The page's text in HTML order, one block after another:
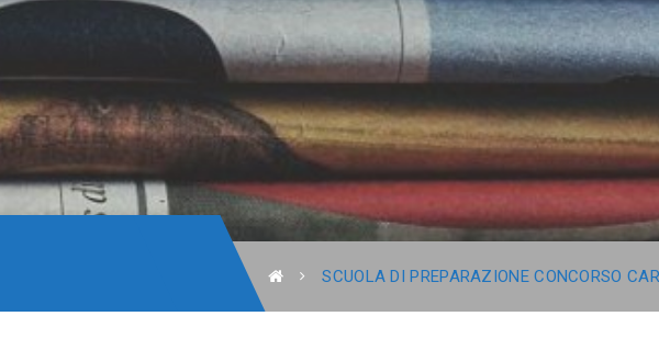
SCUOLA DI PREPARAZIONE CONCORSO